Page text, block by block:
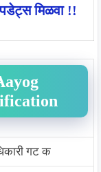
मिळवा !!
गट क